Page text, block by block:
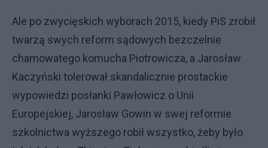
Ale po zwycięskich wyborach 2015, kiedy PiS zrobił
twarzą swych reform sądowych bezczelnie
chamowatego komucha Piotrowicza, a Jarosław
Kaczyński tolerował skandalicznie prostackie
wypowiedzi posłanki Pawłowicz o Unii
Europejskiej, Jarosław Gowin w swej reformie
szkolnictwa wyższego robił wszystko, żeby było